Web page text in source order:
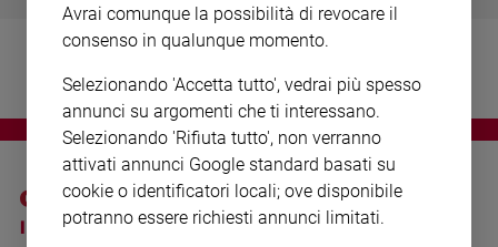
Ambiente
Volontariato
Diritti
Aziende
valore
Caso
I SITI SAN PAOLO NOTE LEGALI
Avrai comunque la possibilità di revocare il
consenso in qualunque momento.
Selezionando 'Accetta tutto', vedrai più spesso
annunci su argomenti che ti interessano.
Selezionando 'Rifiuta tutto', non verranno
attivati annunci Google standard basati su
cookie o identificatori locali; ove disponibile
potranno essere richiesti annunci limitati.